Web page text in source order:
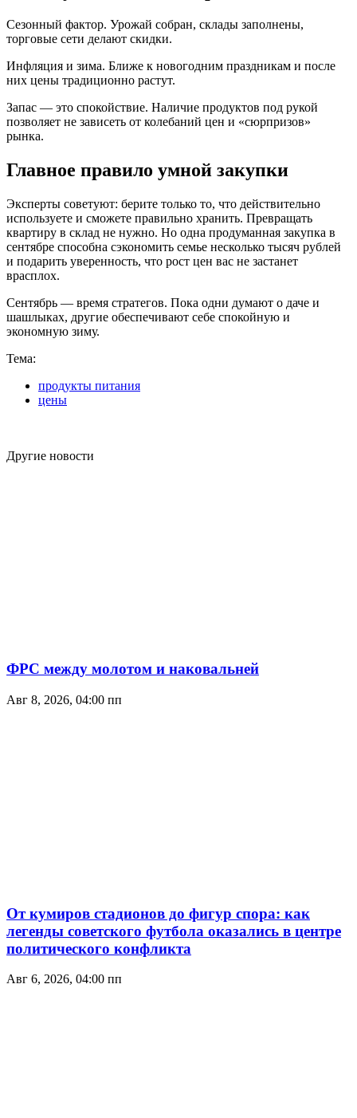
Сезонный фактор. Урожай собран, склады заполнены,
торговые сети делают скидки.
Инфляция и зима. Ближе к новогодним праздникам и после
них цены традиционно растут.
Запас — это спокойствие. Наличие продуктов под рукой
позволяет не зависеть от колебаний цен и «сюрпризов»
рынка.
Главное правило умной закупки
Эксперты советуют: берите только то, что действительно
используете и сможете правильно хранить. Превращать
квартиру в склад не нужно. Но одна продуманная закупка в
сентябре способна сэкономить семье несколько тысяч рублей
и подарить уверенность, что рост цен вас не застанет
врасплох.
Сентябрь — время стратегов. Пока одни думают о даче и
шашлыках, другие обеспечивают себе спокойную и
экономную зиму.
Тема:
продукты питания
цены
Другие новости
ФРС между молотом и наковальней
Авг 8, 2026, 04:00 пп
От кумиров стадионов до фигур спора: как
легенды советского футбола оказались в центре
политического конфликта
Авг 6, 2026, 04:00 пп